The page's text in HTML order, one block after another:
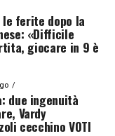
ferite dopo la
«Difficile
giocare in 9 è
due ingenuità
Vardy
cecchino VOTI